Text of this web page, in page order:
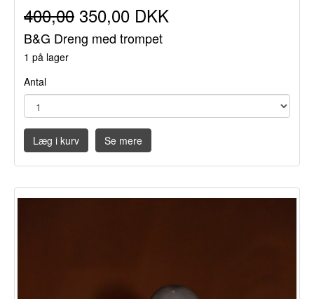
400,00 350,00 DKK
B&G Dreng med trompet
1 på lager
Antal
Læg i kurv Se mere